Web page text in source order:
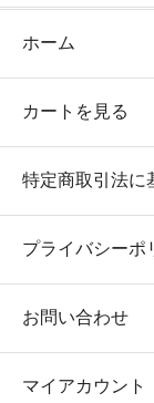
ホーム
カートを見る
特定商取引法に
プライバシーポ
お問い合わせ
マイアカウント